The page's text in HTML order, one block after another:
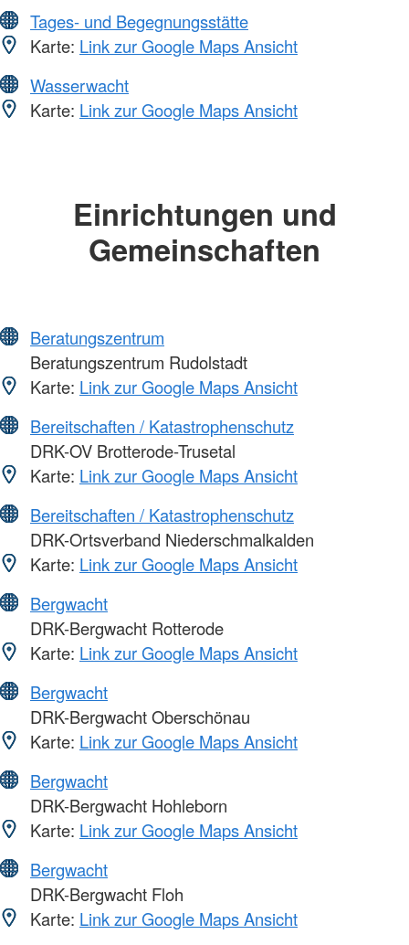
Tages- und Begegnungsstätte
Karte: Link zur Google Maps Ansicht
Wasserwacht
Karte: Link zur Google Maps Ansicht
Einrichtungen und
Gemeinschaften
Beratungszentrum
Beratungszentrum Rudolstadt
Karte: Link zur Google Maps Ansicht
Bereitschaften / Katastrophenschutz
DRK-OV Brotterode-Trusetal
Karte: Link zur Google Maps Ansicht
Bereitschaften / Katastrophenschutz
DRK-Ortsverband Niederschmalkalden
Karte: Link zur Google Maps Ansicht
Bergwacht
DRK-Bergwacht Rotterode
Karte: Link zur Google Maps Ansicht
Bergwacht
DRK-Bergwacht Oberschönau
Karte: Link zur Google Maps Ansicht
Bergwacht
DRK-Bergwacht Hohleborn
Karte: Link zur Google Maps Ansicht
Bergwacht
DRK-Bergwacht Floh
Karte: Link zur Google Maps Ansicht